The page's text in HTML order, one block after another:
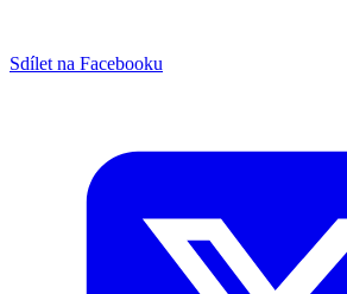
Sdílet na Facebooku